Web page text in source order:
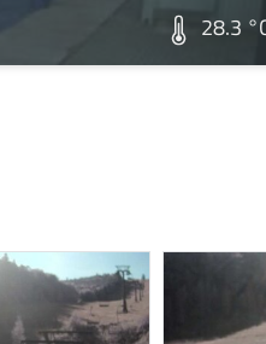
28.3